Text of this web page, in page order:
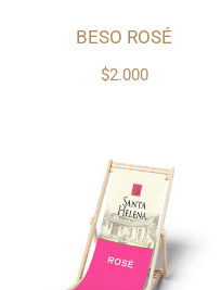
$2.000
BESO ROSÉ